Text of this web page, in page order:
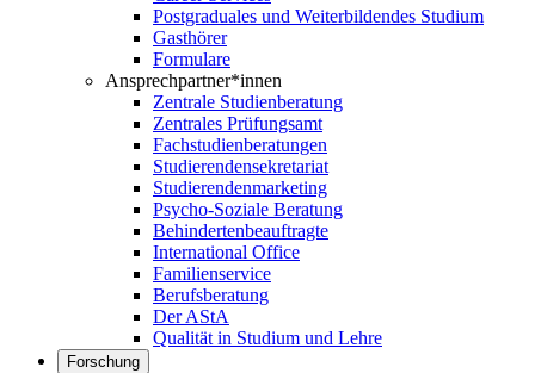
Postgraduales und Weiterbildendes Studium
Gasthörer
Formulare
Ansprechpartner*innen
Zentrale Studienberatung
Zentrales Prüfungsamt
Fachstudienberatungen
Studierendensekretariat
Studierendenmarketing
Psycho-Soziale Beratung
Behindertenbeauftragte
International Office
Familienservice
Berufsberatung
Der AStA
Qualität in Studium und Lehre
Forschung